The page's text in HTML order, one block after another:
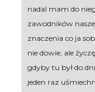
nadal mam do
zawodników
znaczenia co ja
nie dowie, ale
gdyby tu był do
jeden raz